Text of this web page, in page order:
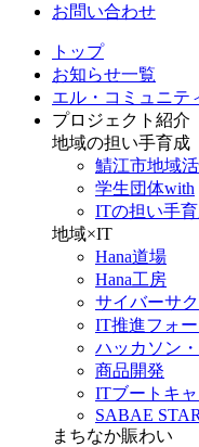
お問い合わせ
トップ
お知らせ一覧
エル・コミュニテ
プロジェクト紹介
地域の担い手育成
鯖江市地域
学生団体with
ITの担い手
地域×IT
Hana道場
Hana工房
サイバーサ
IT推進フォ
ハッカソン
商品開発
ITブートキ
SABAE
まちなか賑わい